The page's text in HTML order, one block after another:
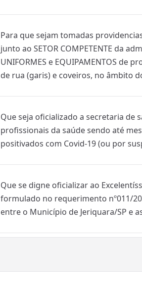
Para que sejam tomadas
junto ao SETOR COMPETENTE da
UNIFORMES e EQUIPAMENTOS de
de rua (garis) e coveiros, no âmbito
Que seja oficializado a secretaria de
profissionais da saúde sendo até
positivados com Covid-19 (ou por
Que se digne oficializar ao
formulado no requerimento nº011/
entre o Município de Jeriquara/SP e